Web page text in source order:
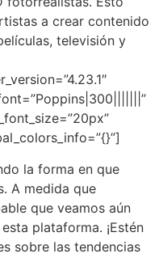
a crear contenido
televisión y
la forma en que
A medida que
que veamos aún
plataforma. ¡Estén
sobre las tendencias